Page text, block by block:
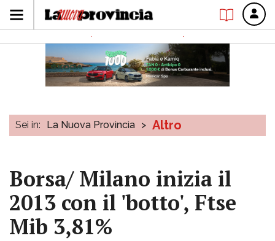
Sei in: La Nuova Provincia > Altro
Borsa/ Milano inizia il
2013 con il 'botto', Ftse
Mib 3,81%